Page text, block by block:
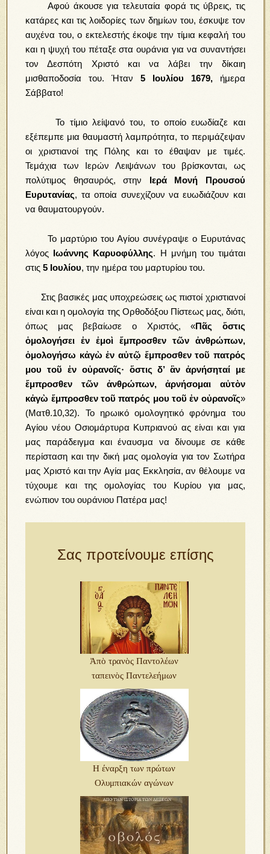
Αφού άκουσε για τελευταία φορά τις ύβρεις, τις
κατάρες και τις λοιδορίες των δημίων του, έσκυψε τον
αυχένα του, ο εκτελεστής έκοψε την τίμια κεφαλή του
και η ψυχή του πέταξε στα ουράνια για να συναντήσει
τον Δεσπότη Χριστό και να λάβει την δίκαιη
μισθαποδοσία του. Ήταν 5 Ιουλίου 1679, ήμερα
Σάββατο!
Το τίμιο λείψανό του, το οποίο ευωδίαζε και
εξέπεμπε μια θαυμαστή λαμπρότητα, το περιμάζεψαν
οι χριστιανοί της Πόλης και το έθαψαν με τιμές.
Τεμάχια των Ιερών Λειψάνων του βρίσκονται, ως
πολύτιμος θησαυρός, στην Ιερά Μονή Προυσού
Ευρυτανίας, τα οποία συνεχίζουν να ευωδιάζουν και
να θαυματουργούν.
Το μαρτύριο του Αγίου συνέγραψε ο Ευρυτάνας
λόγος Ιωάννης Καρυοφύλλης. Η μνήμη του τιμάται
στις5 Ιουλίου, την ημέρα του μαρτυρίου του.
Στις βασικές μας υποχρεώσεις ως πιστοί χριστιανοί
είναι και η ομολογία της Ορθοδόξου Πίστεως μας, διότι,
όπως μας βεβαίωσε ο Χριστός, «Πᾶς ὅστις
ὁμολογήσει ἐν ἐμοὶ ἔμπροσθεν τῶν ἀνθρώπων,
ὁμολογήσω κἀγὼ ἐν αὐτῷ ἔμπροσθεν τοῦ πατρός
μου τοῦ ἐν οὐρανοῖς· ὅστις δ’ ἂν ἀρνήσηταί με
ἔμπροσθεν τῶν ἀνθρώπων, ἀρνήσομαι αὐτὸν
κἀγὼ ἔμπροσθεν τοῦ πατρός μου τοῦ ἐν οὐρανοῖς»
(Ματθ.10,32). Το ηρωικό ομολογητικό φρόνημα του
Αγίου νέου Οσιομάρτυρα Κυπριανού ας είναι και για
μας παράδειγμα και έναυσμα να δίνουμε σε κάθε
περίσταση και την δική μας ομολογία για τον Σωτήρα
μας Χριστό και την Αγία μας Εκκλησία, αν θέλουμε να
τύχουμε και της ομολογίας του Κυρίου για μας,
ενώπιον του ουράνιου Πατέρα μας!
Σας προτείνουμε επίσης
Ἀπὸ τρανὸς Παντολέων
ταπεινὸς Παντελεήμων
Η έναρξη των πρώτων
Ολυμπιακών αγώνων